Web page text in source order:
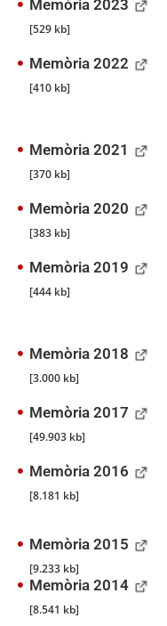
Memòria 2023
[529 kb]
Memòria 2022
[410 kb]
Memòria 2021
[370 kb]
Memòria 2020
[383 kb]
Memòria 2019
[444 kb]
Memòria 2018
[3.000 kb]
Memòria 2017
[49.903 kb]
Memòria 2016
[8.181 kb]
Memòria 2015
[9.233 kb]
Memòria 2014
[8.541 kb]